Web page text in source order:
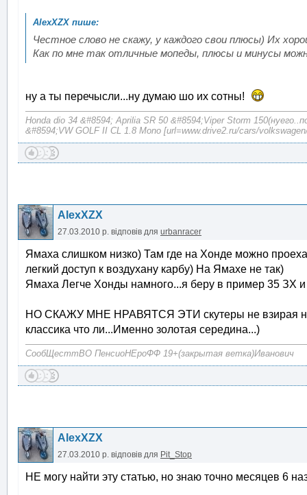
Честное слово не скажу, у каждого свои плюсы) Их
Как по мне так отличные мопеды, плюсы и минусы
ну а ты перечысли...ну думаю шо их сотны!
Honda dio 34 &#8594; Aprilia SR 50 &#8594;Viper Storm
&#8594;VW GOLF II CL 1.8 Mono [url=www.drive2.ru/cars/
AlexXZX
27.03.2010 р. відповів для urbanracer
Ямаха слишком низко) Там где на Хонде можно
легкий доступ к воздухану карбу) На Ямахе не так)
Ямаха Легче Хонды намного...я беру в пример 35 ЗХ и
НО СКАЖУ МНЕ НРАВЯТСЯ ЭТИ скутеры не взирая на
классика что ли...Именно золотая середина...)
СообЩесттВО ПенсиоНЕроФФ 19+(закрытая ветка)Иванович
AlexXZX
27.03.2010 р. відповів для Pit_Stop
НЕ могу найти эту статью, но знаю точно месяцев 6